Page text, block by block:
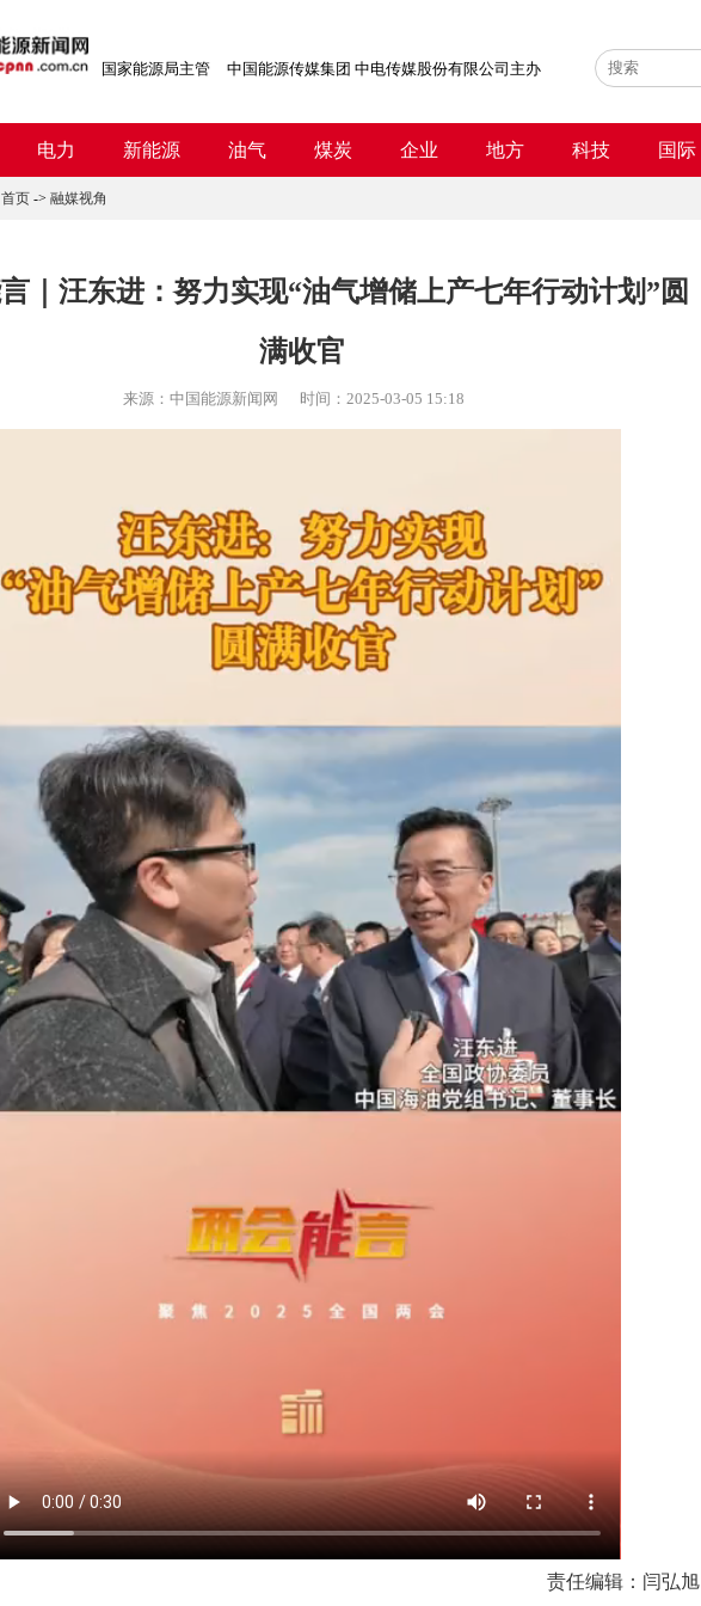
国家能源局主管 中国能源传媒集团 中电传媒股份有限公司主办
电力 新能源 油气 煤炭 企业 地方 科技 国际
首页 -> 融媒视角
｜汪东进：努力实现“油气增储上产七年行动计划”圆
满收官
来源： 中国能源新闻网 时间： 2025-03-05 15:18
责任编辑：闫弘旭